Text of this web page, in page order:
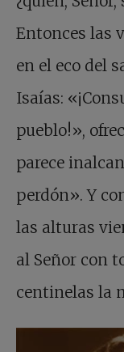
Entonces las
en el eco del
Isaías:
pueblo!»,
parece
perdón». Y
las alturas
al Señor con
centinelas la